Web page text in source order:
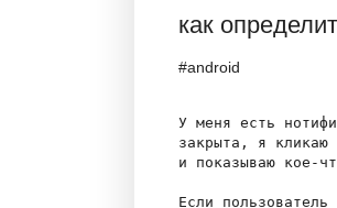
o
r
как
#android
У меня есть
закрыта, я
и показываю кое-
Если